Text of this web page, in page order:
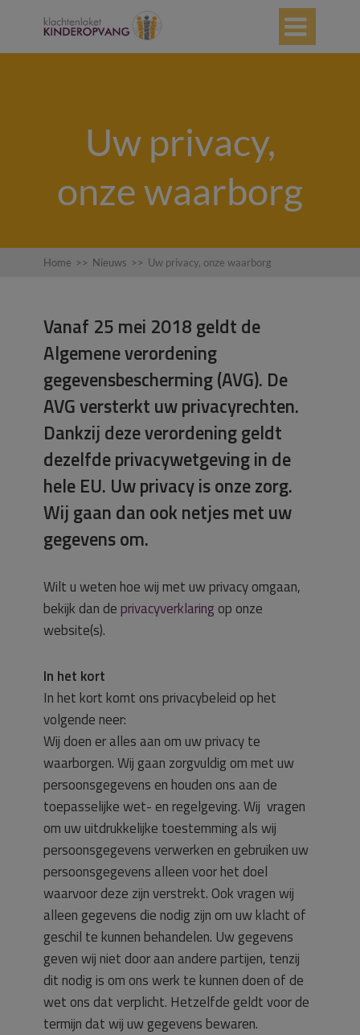

Uw privacy,
onze waarborg
Home >> Nieuws >> Uw privacy, onze waarborg
Vanaf 25 mei 2018 geldt de
Algemene verordening
gegevensbescherming (AVG). De
AVG versterkt uw privacyrechten.
Dankzij deze verordening geldt
dezelfde privacywetgeving in de
hele EU. Uw privacy is onze zorg.
Wij gaan dan ook netjes met uw
gegevens om.
Wilt u weten hoe wij met uw privacy omgaan,
bekijk dan deprivacyverklaringop onze
website(s).
In het kort
In het kort komt ons privacybeleid op het
volgende neer:
Wij doen er alles aan om uw privacy te
waarborgen. Wij gaan zorgvuldig om met uw
persoonsgegevens en houden ons aan de
toepasselijke wet- en regelgeving. Wij vragen
om uw uitdrukkelijke toestemming als wij
persoonsgegevens verwerken en gebruiken uw
persoonsgegevens alleen voor het doel
waarvoor deze zijn verstrekt. Ook vragen wij
alleen gegevens die nodig zijn om uw klacht of
geschil te kunnen behandelen. Uw gegevens
geven wij niet door aan andere partijen, tenzij
dit nodig is om ons werk te kunnen doen of de
wet ons dat verplicht. Hetzelfde geldt voor de
termijn dat wij uw gegevens bewaren.